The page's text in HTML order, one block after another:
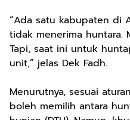
“Ada satu kabupaten di
tidak menerima huntara.
Tapi, saat ini untuk
unit,” jelas Dek Fadh.
Menurutnya, sesuai
boleh memilih antara